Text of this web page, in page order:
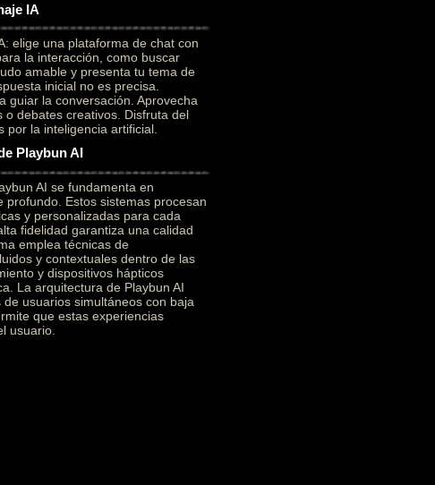
IA
elige una plataforma de chat con
la interacción, como buscar
amable y presenta tu tema de
inicial no es precisa.
guiar la conversación. Aprovecha
debates creativos. Disfruta del
por la inteligencia artificial.
Playbun AI
AI se fundamenta en
Estos sistemas procesan
y personalizadas para cada
fidelidad garantiza una calidad
emplea técnicas de
y contextuales dentro de las
y dispositivos hápticos
La arquitectura de Playbun AI
usuarios simultáneos con baja
que estas experiencias
usuario.